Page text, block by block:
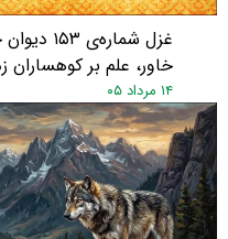
غزل
خاور، علم بر کوهساران
۱۴ مرداد ۰۵